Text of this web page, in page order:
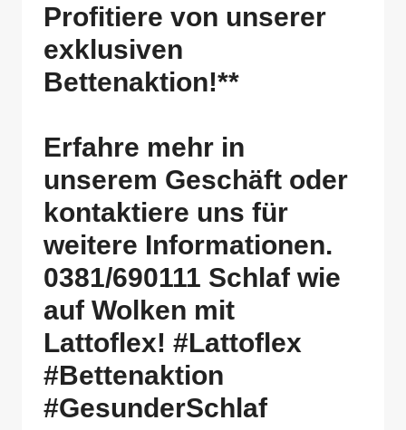
Profitiere von unserer
exklusiven
Bettenaktion!**
Erfahre mehr in
unserem Geschäft oder
kontaktiere uns für
weitere Informationen.
0381/690111 Schlaf wie
auf Wolken mit
Lattoflex! #Lattoflex
#Bettenaktion
#GesunderSchlaf